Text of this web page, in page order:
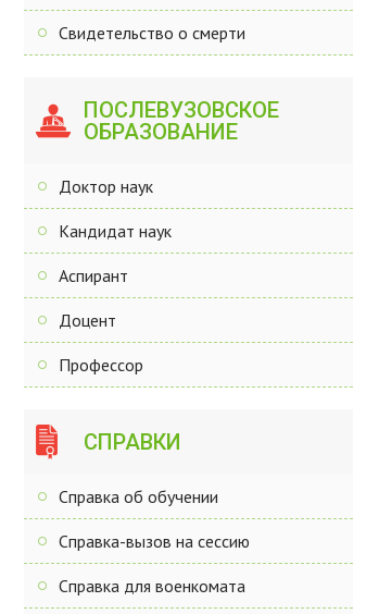
Свидетельство о смерти
ПОСЛЕВУЗОВСКОЕ
ОБРАЗОВАНИЕ
Доктор наук
Кандидат наук
Аспирант
Доцент
Профессор
СПРАВКИ
Справка об обучении
Справка-вызов на сессию
Справка для военкомата